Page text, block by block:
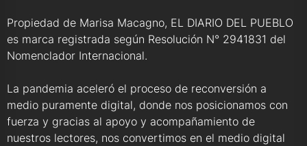
Propiedad de Marisa Macagno, EL DIARIO DEL PUEBLO
es marca registrada según Resolución N° 2941831 del
Nomenclador Internacional.
La pandemia aceleró el proceso de reconversión a
medio puramente digital, donde nos posicionamos con
fuerza y gracias al apoyo y acompañamiento de
nuestros lectores, nos convertimos en el medio digital